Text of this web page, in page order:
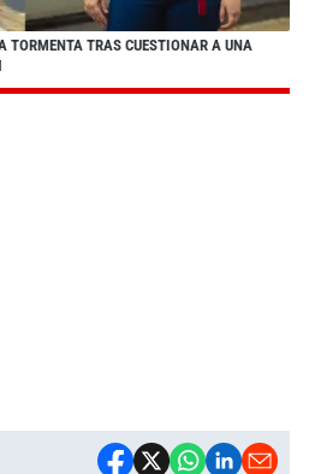
TORMENTA TRAS CUESTIONAR A UNA